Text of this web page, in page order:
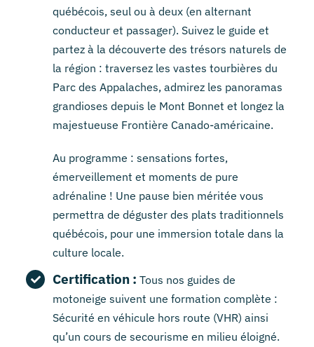
québécois, seul ou à deux (en alternant
conducteur et passager). Suivez le guide et
partez à la découverte des trésors naturels de
la région : traversez les vastes tourbières du
Parc des Appalaches, admirez les panoramas
grandioses depuis le Mont Bonnet et longez la
majestueuse Frontière Canado-américaine.
Au programme : sensations fortes,
émerveillement et moments de pure
adrénaline ! Une pause bien méritée vous
permettra de déguster des plats traditionnels
québécois, pour une immersion totale dans la
culture locale.
Certification :Tous nos guides de
motoneige suivent une formation complète :
Sécurité en véhicule hors route (VHR) ainsi
qu’un cours de secourisme en milieu éloigné.